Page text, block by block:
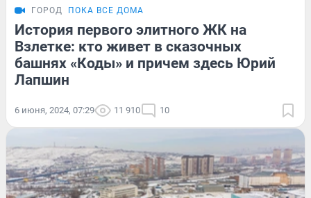
ГОРОД ПОКА ВСЕ ДОМА
История первого элитного ЖК на
Взлетке: кто живет в сказочных
башнях «Коды» и причем здесь Юрий
Лапшин
6 июня, 2024, 07:29 11 910 10